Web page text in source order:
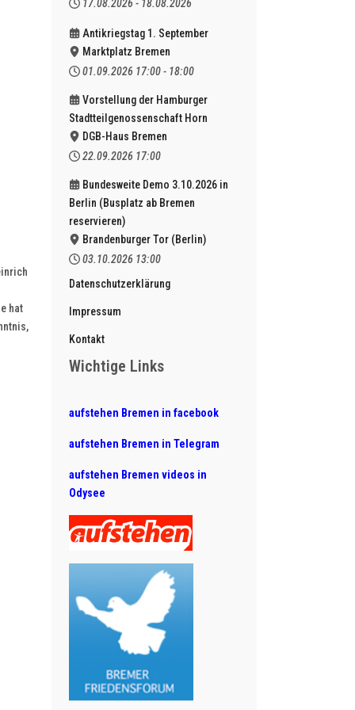
hat
17.08.2026 - 18.08.2026
Antikriegstag 1. September
Marktplatz Bremen
01.09.2026 17:00- 18:00
Vorstellung der Hamburger
Stadtteilgenossenschaft Horn
DGB-Haus Bremen
22.09.2026 17:00
Bundesweite Demo 3.10.2026 in
Berlin (Busplatz ab Bremen
reservieren)
Brandenburger Tor (Berlin)
03.10.2026 13:00
Datenschutzerklärung
Impressum
Kontakt
Wichtige Links
aufstehen Bremen in facebook
aufstehen Bremen in Telegram
aufstehen Bremen videos in
Odysee